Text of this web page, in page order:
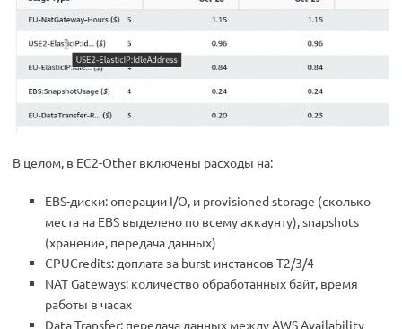
В целом, в EC2-Other включены расходы на:
EBS-диски: операции I/O, и provisioned storage (сколько
места на EBS выделено по всему аккаунту), snapshots
(хранение, передача данных)
CPUCredits: доплата за burst инстансов T2/3/4
NAT Gateways: количество обработанных байт, время
работы в часах
Data Transfer: передача данных между AWS Availability